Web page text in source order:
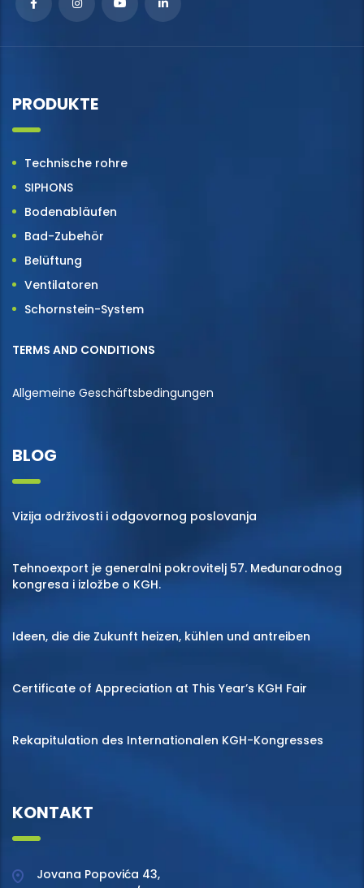
PRODUKTE
Technische rohre
SIPHONS
Bodenabläufen
Bad-Zubehör
Belüftung
Ventilatoren
Schornstein-System
TERMS AND CONDITIONS
Allgemeine Geschäftsbedingungen
BLOG
Vizija održivosti i odgovornog poslovanja
Tehnoexport je generalni pokrovitelj 57. Međunarodnog
kongresa i izložbe o KGH.
Ideen, die die Zukunft heizen, kühlen und antreiben
Certificate of Appreciation at This Year’s KGH Fair
Rekapitulation des Internationalen KGH-Kongresses
KONTAKT
Jovana Popovića 43,